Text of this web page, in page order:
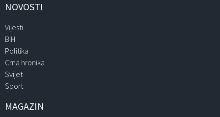
NOVOSTI
Vijesti
BiH
Politika
Crna hronika
Svijet
Sport
MAGAZIN